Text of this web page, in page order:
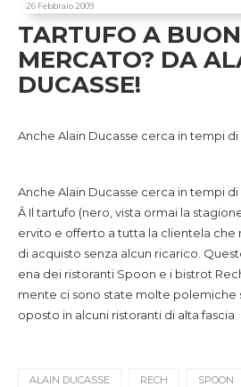
26 Febbraio 2009
TARTUFO A BUON
MERCATO? DA
DUCASSE!
Anche Alain Ducasse cerca in tempi di
Anche Alain Ducasse cerca in tempi di
Â Il tartufo (nero, vista ormai la
ervito e offerto a tutta la clientela che
di acquisto senza alcun ricarico.
ena dei ristoranti Spoon e i bistrot
mente ci sono state molte polemiche
oposto in alcuni ristoranti di alta fascia
ALAIN DUCASSE RECH SPOON